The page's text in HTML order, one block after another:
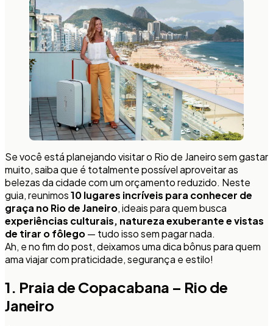
Se você está planejando visitar o Rio de Janeiro sem gastar
muito, saiba que é totalmente possível aproveitar as
belezas da cidade com um orçamento reduzido. Neste
guia, reunimos10 lugares incríveis para conhecer de
graça no Rio de Janeiro, ideais para quem busca
experiências culturais, natureza exuberante e vistas
de tirar o fôlego— tudo isso sem pagar nada.
Ah, e no fim do post, deixamos uma dica bônus para quem
ama viajar com praticidade, segurança e estilo!
1. Praia de Copacabana – Rio de
Janeiro